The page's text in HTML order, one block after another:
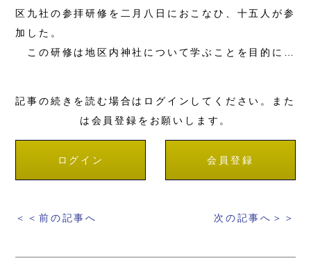
区九社の参拝研修を二月八日におこなひ、十五人が参
加した。
この研修は地区内神社について学ぶことを目的に…
記事の続きを読む場合はログインしてください。また
は会員登録をお願いします。
ログイン 会員登録
＜＜前の記事へ 次の記事へ＞＞